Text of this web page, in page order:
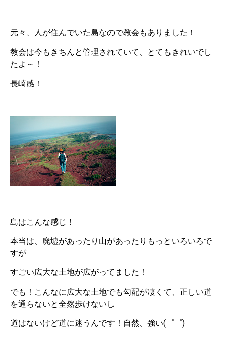
元々、人が住んでいた島なので教会もありました！
教会は今もきちんと管理されていて、とてもきれいでし
たよ～！
長崎感！
島はこんな感じ！
本当は、廃墟があったり山があったりもっといろいろで
すが
すごい広大な土地が広がってました！
でも！こんなに広大な土地でも勾配が凄くて、正しい道
を通らないと全然歩けないし
道はないけど道に迷うんです！自然、強い(゜゜)